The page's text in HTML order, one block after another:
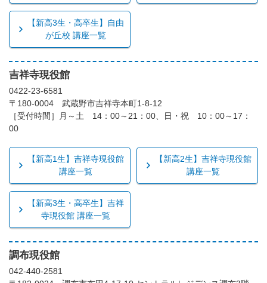
【新高3生・高卒生】自由
が丘校 講座一覧
吉祥寺現役館
0422-23-6581
〒180-0004 武蔵野市吉祥寺本町1-8-12
［受付時間］月～土 14：00～21：00、日・祝 10：00～17：
00
【新高1生】吉祥寺現役館
講座一覧
【新高2生】吉祥寺現役館
講座一覧
【新高3生・高卒生】吉祥
寺現役館 講座一覧
調布現役館
042-440-2581